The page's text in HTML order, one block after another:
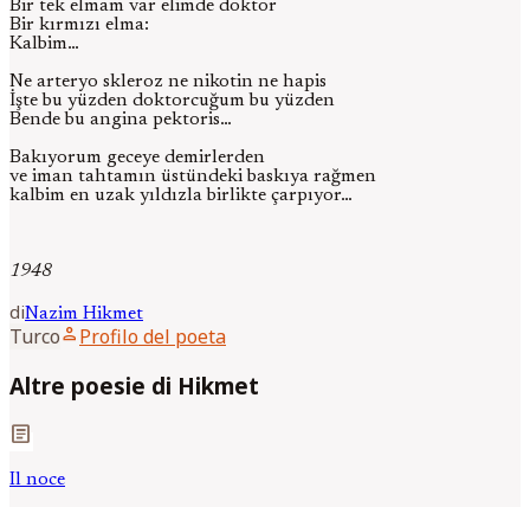
Bir tek elmam var elimde doktor
Bir kırmızı elma:
Kalbim…
Ne arteryo skleroz ne nikotin ne hapis
İşte bu yüzden doktorcuğum bu yüzden
Bende bu angina pektoris…
Bakıyorum geceye demirlerden
ve iman tahtamın üstündeki baskıya rağmen
kalbim en uzak yıldızla birlikte çarpıyor…
1948
diNazim Hikmet
Turcoperson Profilo del poeta
Altre poesie di Hikmet
article
Il noce